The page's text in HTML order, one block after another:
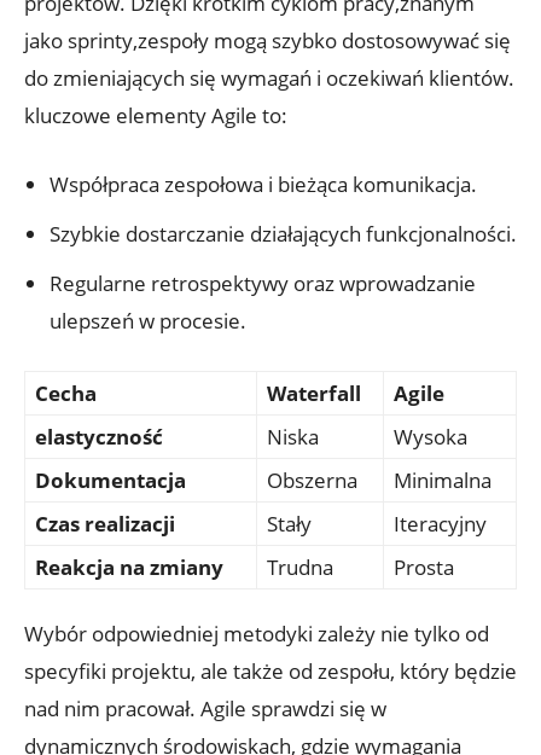
jako sprinty,zespoły mogą szybko dostosowywać się
do zmieniających się wymagań i oczekiwań klientów.
kluczowe elementy Agile to:
Współpraca zespołowa i bieżąca komunikacja.
Szybkie dostarczanie działających funkcjonalności.
Regularne retrospektywy oraz wprowadzanie
ulepszeń w procesie.
Cecha Waterfall
Agile
elastyczność
Niska
Wysoka
Dokumentacja
Obszerna
Minimalna
Czas realizacji
Stały
Iteracyjny
Reakcja na zmiany
Trudna Prosta
Wybór odpowiedniej metodyki zależy nie tylko od
specyfiki projektu, ale także od zespołu, który będzie
nad nim pracował. Agile sprawdzi się w
dynamicznych środowiskach, gdzie wymagania